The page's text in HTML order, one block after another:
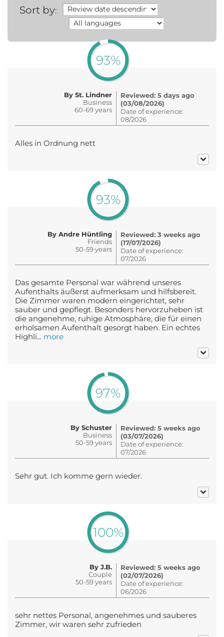
Sort by:
93%
By St. Lindner
Business
60-69 years
Reviewed: 5 days ago
(03/08/2026)
Date of experience:
08/2026
Alles in Ordnung nett
93%
By Andre Hüntling
Friends
50-59 years
Reviewed: 3 weeks ago
(17/07/2026)
Date of experience:
07/2026
Das gesamte Personal war während unseres
Aufenthalts äußerst aufmerksam und hilfsbereit.
Die Zimmer waren modern eingerichtet, sehr
sauber und gepflegt. Besonders hervorzuheben ist
die angenehme, ruhige Atmosphäre, die für einen
erholsamen Aufenthalt gesorgt haben. Ein echtes
Highli... more
97%
By Schuster
Business
50-59 years
Reviewed: 5 weeks ago
(03/07/2026)
Date of experience:
07/2026
Sehr gut. Ich komme gern wieder.
100%
By J.B.
Couple
50-59 years
Reviewed: 5 weeks ago
(02/07/2026)
Date of experience:
06/2026
sehr nettes Personal, angenehmes und sauberes
Zimmer, wir waren sehr zufrieden